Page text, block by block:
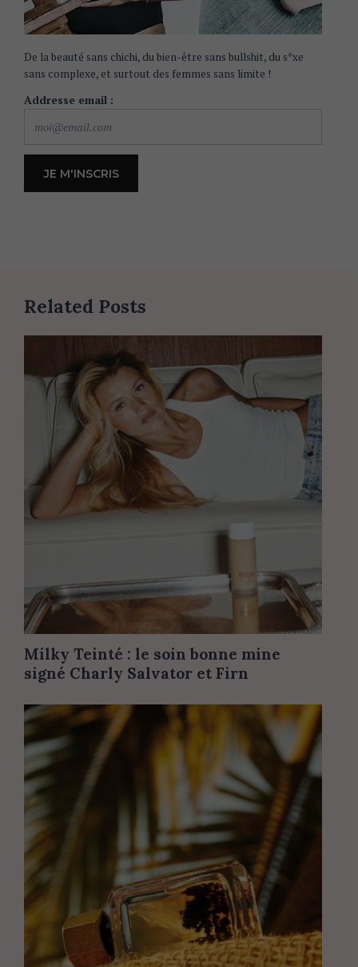
De la beauté sans chichi, du bien-être sans bullshit, du s*xe
sans complexe, et surtout des femmes sans limite !
Addresse email :
Related Posts
Milky Teinté : le soin bonne mine
signé Charly Salvator et Firn